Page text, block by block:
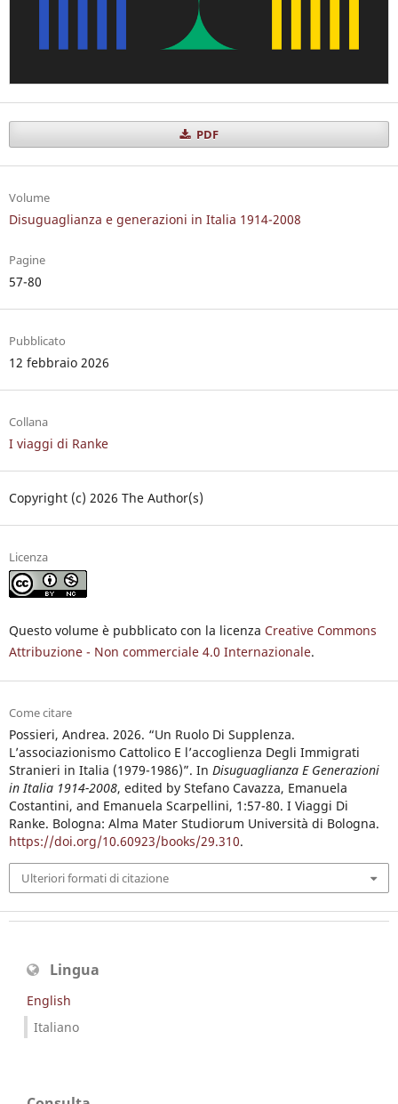
PDF
Volume
Disuguaglianza e generazioni in Italia 1914-2008
Pagine
57-80
Pubblicato
12 febbraio 2026
Collana
I viaggi di Ranke
Copyright (c) 2026 The Author(s)
Licenza
Questo volume è pubblicato con la licenza Creative Commons
Attribuzione - Non commerciale 4.0 Internazionale.
Come citare
Possieri, Andrea. 2026. “Un Ruolo Di Supplenza.
L’associazionismo Cattolico E l’accoglienza Degli Immigrati
Stranieri in Italia (1979-1986)”. In Disuguaglianza E Generazioni
in Italia 1914-2008, edited by Stefano Cavazza, Emanuela
Costantini, and Emanuela Scarpellini, 1:57-80. I Viaggi Di
Ranke. Bologna: Alma Mater Studiorum Università di Bologna.
https://doi.org/10.60923/books/29.310.
Ulteriori formati di citazione
Lingua
English
Italiano